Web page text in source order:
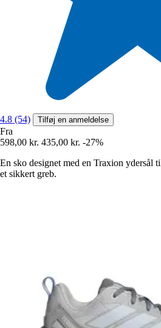
4.8 (54) Tilføj en anmeldelse
Fra
598,00 kr. 435,00 kr. -27%
En sko designet med en Traxion ydersål
et sikkert greb.